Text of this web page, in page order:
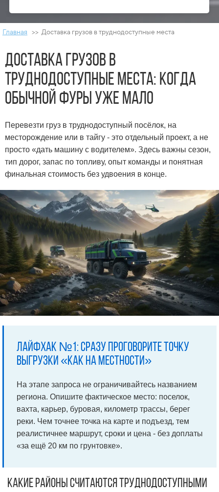
Главная >> Доставка грузов в труднодоступные места
Доставка грузов в
труднодоступные места: когда
обычной фуры уже мало
Перевезти груз в труднодоступный посёлок, на
месторождение или в тайгу - это отдельный проект, а не
просто «дать машину с водителем». Здесь важны сезон,
тип дорог, запас по топливу, опыт команды и понятная
финальная стоимость без удвоения в конце.
Лайфхак №1: Сразу проговорите точку
выгрузки «как на местности»
На этапе запроса не ограничивайтесь названием
региона. Опишите фактическое место: поселок,
вахта, карьер, буровая, километр трассы, берег
реки. Чем точнее точка на карте и подъезд, тем
реалистичнее маршрут, сроки и цена - без доплаты
«за ещё 20 км по грунтовке».
Какие районы считаются труднодоступными